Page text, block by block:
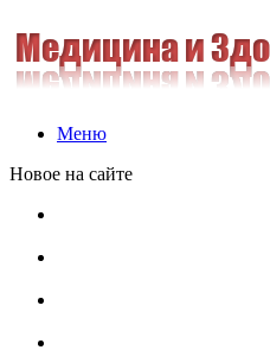
Меню
Новое на сайте